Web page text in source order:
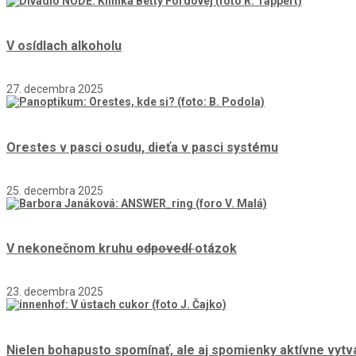
V osídlach alkoholu
27. decembra 2025
Orestes v pasci osudu, dieťa v pasci systému
25. decembra 2025
V nekonečnom kruhu odpovedíotázok
23. decembra 2025
Nielen bohapusto spomínať, ale aj spomienky aktívne